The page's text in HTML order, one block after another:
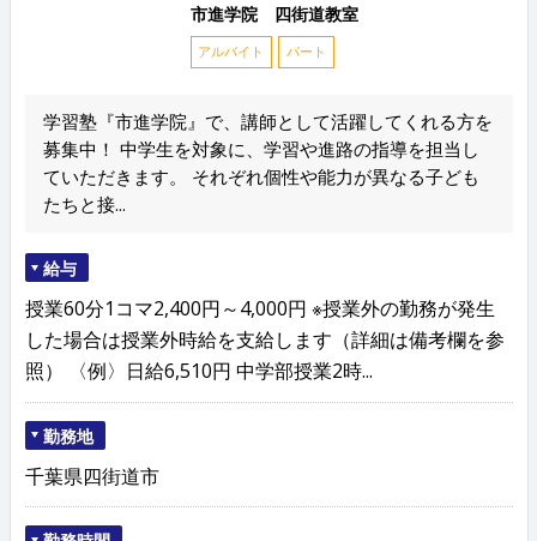
市進学院 四街道教室
アルバイト パート
学習塾『市進学院』で、講師として活躍してくれる方を
募集中！ 中学生を対象に、学習や進路の指導を担当し
ていただきます。 それぞれ個性や能力が異なる子ども
たちと接...
給与
授業60分1コマ2,400円～4,000円 ※授業外の勤務が発生
した場合は授業外時給を支給します（詳細は備考欄を参
照） 〈例〉日給6,510円 中学部授業2時...
勤務地
千葉県四街道市